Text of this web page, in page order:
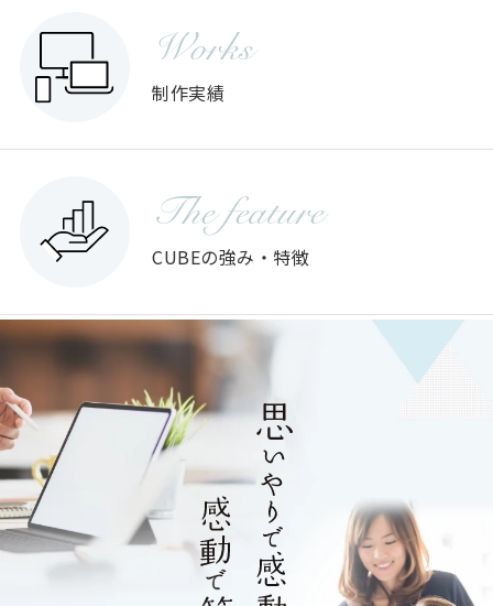
Works
制作実績
The feature
CUBEの強み・特徴